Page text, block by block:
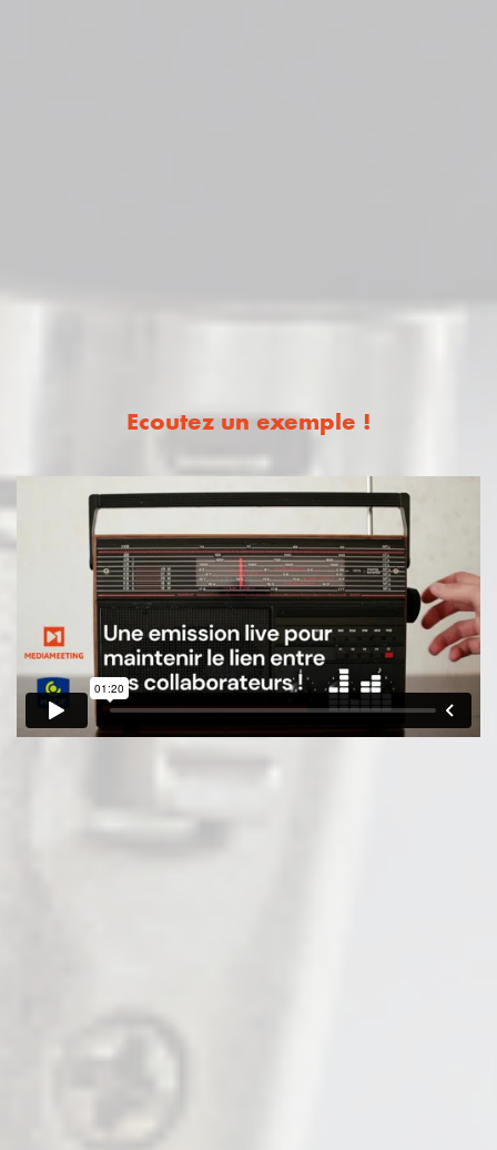
Ecoutez un exemple !